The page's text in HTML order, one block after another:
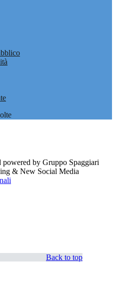
by Gruppo Spaggiari
& New Social Media
Back to top